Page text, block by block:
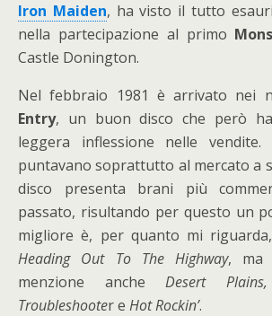
Iron Maiden, ha visto il tutto
nella partecipazione al primo
Castle Donington.
Nel febbraio 1981 è arrivato nei
Entry, un buon disco che però
leggera inflessione nelle
puntavano soprattutto al mercato a
disco presenta brani più
passato, risultando per questo un
migliore è, per quanto mi
Heading Out To The Highway, ma
menzione ancheDesert
Troubleshooter e Hot Rockin’.